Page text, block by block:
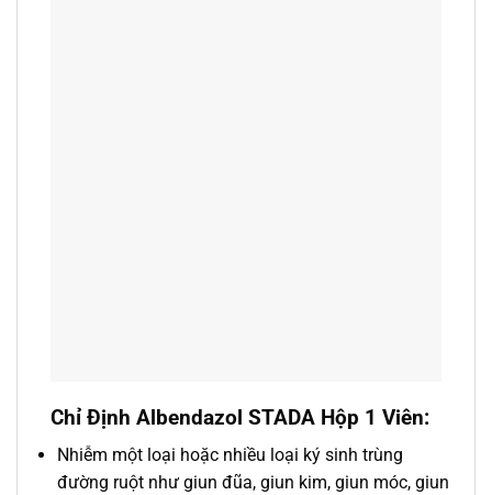
Chỉ Định Albendazol STADA Hộp 1 Viên:
Nhiễm một loại hoặc nhiều loại ký sinh trùng
đường ruột như giun đũa, giun kim, giun móc, giun